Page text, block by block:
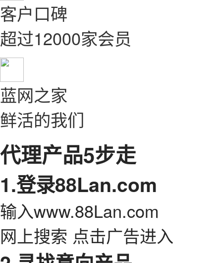
客户口碑
超过12000家会员
蓝网之家
鲜活的我们
代理产品5步走
1.登录88Lan.com
输入www.88Lan.com
网上搜索 点击广告进入